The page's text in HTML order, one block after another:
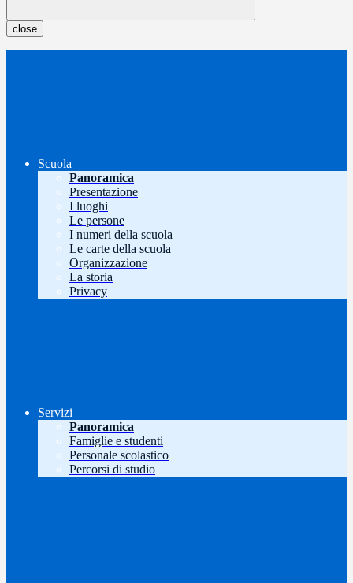
close
Scuola
Panoramica
Presentazione
I luoghi
Le persone
I numeri della scuola
Le carte della scuola
Organizzazione
La storia
Privacy
Servizi
Panoramica
Famiglie e studenti
Personale scolastico
Percorsi di studio